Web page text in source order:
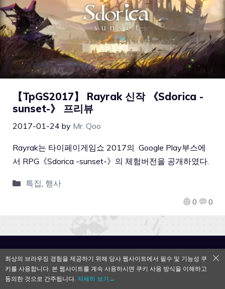
【TpGS2017】 Rayrak 신작 《Sdorica -
sunset-》 프리뷰
2017-01-24 by Mr. Qoo
0 0
Rayrak는 타이페이게임쇼 2017의 Google Play부스에
서 RPG《Sdorica -sunset-》의 체험버전을 공개하였다.
특집, 행사
최상의 브라우징 경험을 제공하기 위해 당사 웹사이트에서 필수 및 기능성 쿠
키를 사용합니다. 본 웹사이트를 계속 사용하시면 쿠키 사용 방식을 이해하고
동의한 것으로 간주됩니다. 자세히 보기→